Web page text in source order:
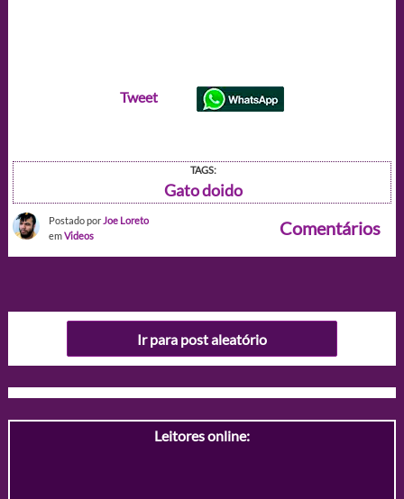
Tweet
TAGS:
Gato doido
Postado por Joe Loreto
emVideos Comentários
Ir para post aleatório
Leitores online: